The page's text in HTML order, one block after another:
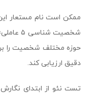
ممکن است نام مستعار
حوزه مختلف شخصیت را
دقیق ارزیابی کند.
تست نئو از ابتدای